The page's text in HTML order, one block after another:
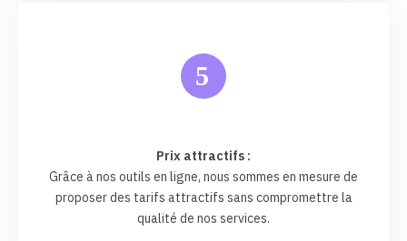
5
Prix attractifs :
Grâce à nos outils en ligne, nous sommes en mesure de
proposer des tarifs attractifs sans compromettre la
qualité de nos services.